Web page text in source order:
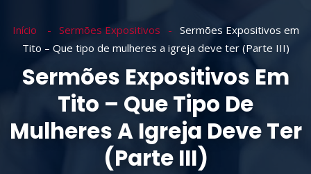
Início Sermões Expositivos
Sermões Expositivos em
Tito – Que tipo de mulheres a igreja deve ter (Parte III)
Sermões Expositivos Em
Tito – Que Tipo De
Mulheres A Igreja Deve Ter
(Parte III)